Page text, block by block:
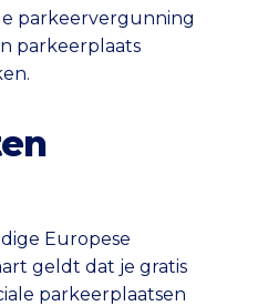
parkeervergunning
parkeerplaats
Europese
geldt dat je gratis
parkeerplaatsen